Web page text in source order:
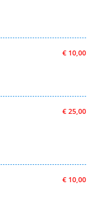
€ 10,00
€ 25,00
€ 10,00